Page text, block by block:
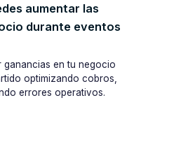
aumentar las
durante eventos
ganancias en tu negocio
optimizando cobros,
errores operativos.